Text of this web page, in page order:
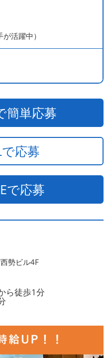
目・ 育休取得して、更に
7年目・中学生の長男筆
柱）
活躍中）
単応募
応募
応募
勢ビル4F
ら徒歩1分